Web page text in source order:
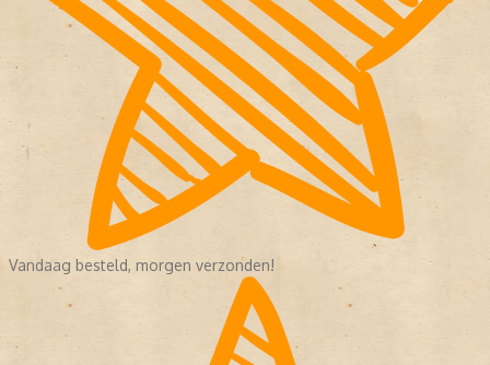
Vandaag besteld, morgen verzonden!